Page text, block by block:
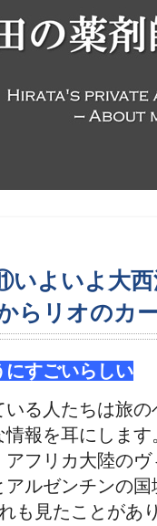
いよいよ大
らリオのカ
にすごいらしい
る人たちは旅の
報を耳にしま
フリカ大陸の
ルゼンチンの
も見たことがあ